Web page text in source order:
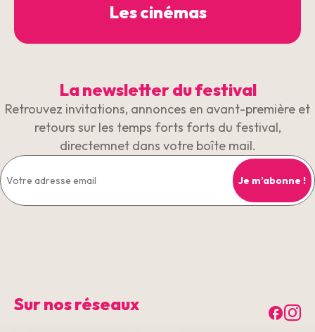
Les cinémas
La newsletter du festival
Retrouvez invitations, annonces en avant-première et
retours sur les temps forts forts du festival,
directemnet dans votre boîte mail.
Sur nos réseaux